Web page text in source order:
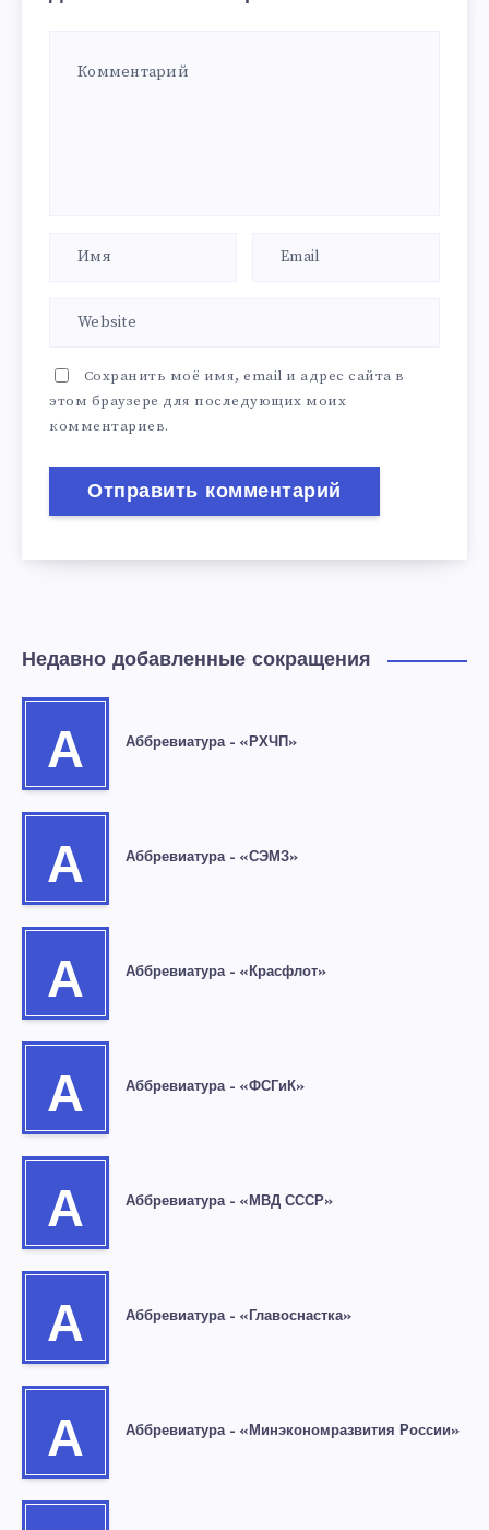
Сохранить моё имя, email и адрес сайта в
этом браузере для последующих моих
комментариев.
Недавно добавленные сокращения
А Аббревиатура – «РХЧП»
А Аббревиатура – «СЭМЗ»
А Аббревиатура – «Красфлот»
А Аббревиатура – «ФСГиК»
А Аббревиатура – «МВД СССР»
А Аббревиатура – «Главоснастка»
А Аббревиатура – «Минэкономразвития России»